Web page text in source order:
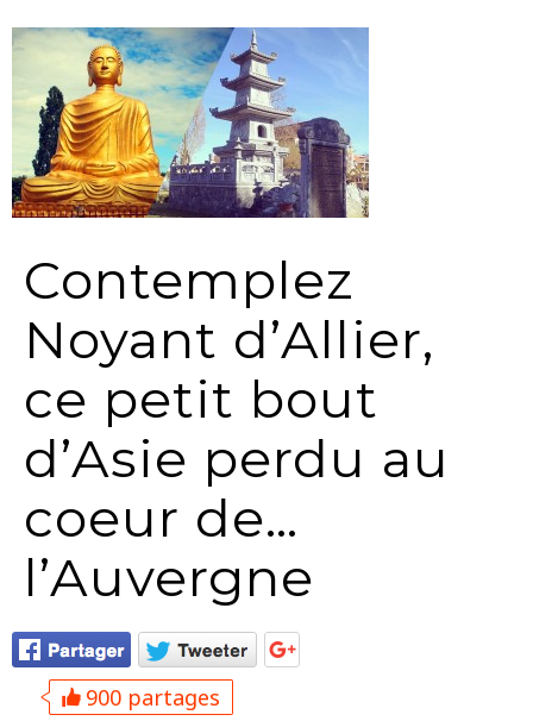
Contemplez
Noyant d’Allier,
ce petit bout
d’Asie perdu au
coeur de…
l’Auvergne
900 partages